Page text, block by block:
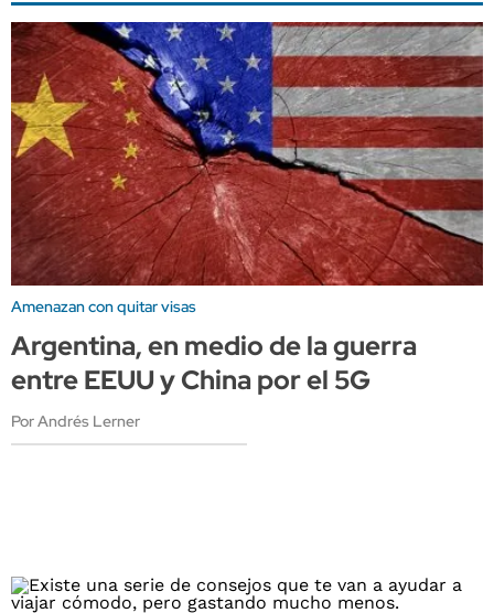
Amenazan con quitar visas
Argentina, en medio de la guerra
entre EEUU y China por el 5G
Por Andrés Lerner